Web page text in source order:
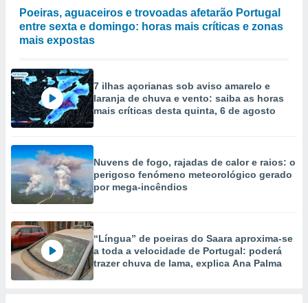
Poeiras, aguaceiros e trovoadas afetarão Portugal
entre sexta e domingo: horas mais críticas e zonas
mais expostas
7 ilhas açorianas sob aviso amarelo e
laranja de chuva e vento: saiba as horas
mais críticas desta quinta, 6 de agosto
Nuvens de fogo, rajadas de calor e raios: o
perigoso fenómeno meteorológico gerado
por mega-incêndios
“Língua” de poeiras do Saara aproxima-se
a toda a velocidade de Portugal: poderá
trazer chuva de lama, explica Ana Palma